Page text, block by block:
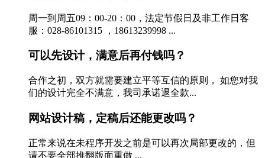
周一到周五09：00-20：00，法定节假日及非工作日客
服：028-86101315 ，18613239998 ...
可以先设计，满意后再付钱吗？
合作之初，双方就需要建立平等互信的原则， 如您对我
们的设计完全不满意，我司承诺退全款...
网站设计稿，定稿后还能更改吗？
正常来说在未程序开发之前是可以再次局部更改的，但
请不要全部推翻版面重做 ...